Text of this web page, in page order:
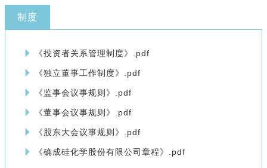
制度
《投资者关系管理制度》.pdf
《独立董事工作制度》.pdf
《监事会议事规则》.pdf
《董事会议事规则》.pdf
《股东大会议事规则》.pdf
《确成硅化学股份有限公司章程》.pdf